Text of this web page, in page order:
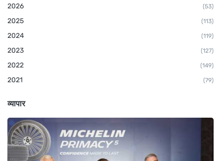
2026 (53)
2025 (113)
2024 (119)
2023 (127)
2022 (149)
2021 (79)
व्यापार